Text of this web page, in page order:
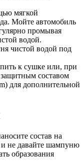
мягкой
Мойте автомобиль
промывая
водой.
чистой водой под
к сушке или, при
защитным составом
для дополнительной
состав на
и не давайте шампуню
образования